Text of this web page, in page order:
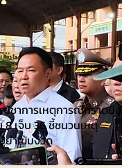
าการเหตุการณ์กราดยิง
เจ็บ 36 ชี้ชนวนเหตุ
าเข้มงวด
726